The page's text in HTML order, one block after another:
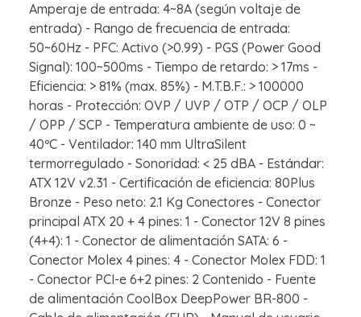
Amperaje de entrada: 4~8A (según voltaje de
entrada) - Rango de frecuencia de entrada:
50~60Hz - PFC: Activo (>0.99) - PGS (Power Good
Signal): 100~500ms - Tiempo de retardo: > 17ms -
Eficiencia: > 81% (max. 85%) - M.T.B.F.: > 100000
horas - Protección: OVP / UVP / OTP / OCP / OLP
/ OPP / SCP - Temperatura ambiente de uso: 0 ~
40ºC - Ventilador: 140 mm UltraSilent
termorregulado - Sonoridad: < 25 dBA - Estándar:
ATX 12V v2.31 - Certificación de eficiencia: 80Plus
Bronze - Peso neto: 2.1 Kg Conectores - Conector
principal ATX 20 + 4 pines: 1 - Conector 12V 8 pines
(4+4): 1 - Conector de alimentación SATA: 6 -
Conector Molex 4 pines: 4 - Conector Molex FDD: 1
- Conector PCI-e 6+2 pines: 2 Contenido - Fuente
de alimentación CoolBox DeepPower BR-800 -